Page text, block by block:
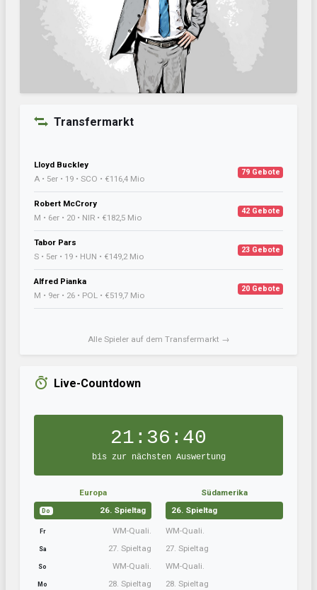
Transfermarkt
Lloyd Buckley
A • 5er • 19 • SCO • €116,4 Mio
79 Gebote
Robert McCrory
M • 6er • 20 • NIR • €182,5 Mio
42 Gebote
Tabor Pars
S • 5er • 19 • HUN • €149,2 Mio
23 Gebote
Alfred Pianka
M • 9er • 26 • POL • €519,7 Mio
20 Gebote
Alle Spieler auf dem Transfermarkt →
Live-Countdown
21:36:39
bis zur nächsten Auswertung
Europa
Do 26. Spieltag
Fr WM-Quali.
Sa 27. Spieltag
So WM-Quali.
Mo 28. Spieltag
Südamerika
26. Spieltag
WM-Quali.
27. Spieltag
WM-Quali.
28. Spieltag